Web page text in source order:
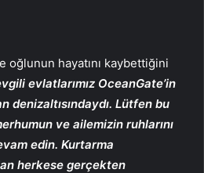
oğlunun hayatını kaybettiğini
evlatlarımız OceanGate’in
denizaltısındaydı. Lütfen bu
ve ailemizin ruhlarını
edin. Kurtarma
herkese gerçekten